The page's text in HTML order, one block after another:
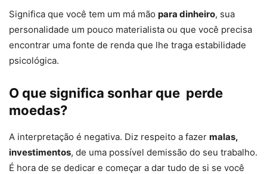
Significa que você tem um má mão para dinheiro, sua
personalidade um pouco materialista ou que você precisa
encontrar uma fonte de renda que lhe traga estabilidade
psicológica.
O que significa sonhar que perde
moedas?
A interpretação é negativa. Diz respeito a fazer malas,
investimentos, de uma possível demissão do seu trabalho.
É hora de se dedicar e começar a dar tudo de si se você